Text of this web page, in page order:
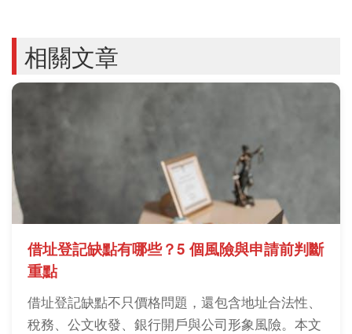
相關文章
借址登記缺點有哪些？5 個風險與申請前判斷
重點
借址登記缺點不只價格問題，還包含地址合法性、
稅務、公文收發、銀行開戶與公司形象風險。本文